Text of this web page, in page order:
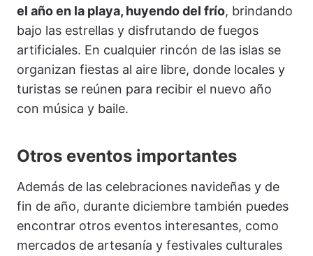
el año en la playa, huyendo del frío, brindando
bajo las estrellas y disfrutando de fuegos
artificiales. En cualquier rincón de las islas se
organizan fiestas al aire libre, donde locales y
turistas se reúnen para recibir el nuevo año
con música y baile.
Otros eventos importantes
Además de las celebraciones navideñas y de
fin de año, durante diciembre también puedes
encontrar otros eventos interesantes, como
mercados de artesanía y festivales culturales